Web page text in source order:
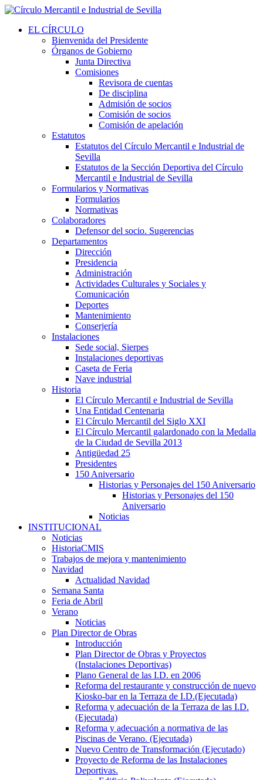
EL CÍRCULO
Bienvenida del Presidente
Órganos de Gobierno
Junta Directiva
Comisiones
Revisora de cuentas
De disciplina
Admisión de socios
Comisión de socios
Comisión de apelación
Estatutos
Estatutos del Círculo Mercantil e Industrial de
Sevilla
Estatutos de la Sección Deportiva del Círculo
Mercantil e Industrial de Sevilla
Formularios y Normativas
Formularios
Normativas
Colaboradores
Defensor del socio. Sugerencias
Departamentos
Dirección
Presidencia
Administración
Actividades Culturales y Sociales y
Comunicación
Deportes
Mantenimiento
Conserjería
Instalaciones
Sede social, Sierpes
Instalaciones deportivas
Caseta de Feria
Nave industrial
Historia
El Círculo Mercantil e Industrial de Sevilla
Una Entidad Centenaria
El Círculo Mercantil del Siglo XXI
El Círculo Mercantil galardonado con la Medalla
de la Ciudad de Sevilla 2013
Antigüedad 25
Presidentes
150 Aniversario
Historias y Personajes del 150 Aniversario
Historias y Personajes del 150
Aniversario
Noticias
INSTITUCIONAL
Noticias
HistoriaCMIS
Trabajos de mejora y mantenimiento
Navidad
Actualidad Navidad
Semana Santa
Feria de Abril
Verano
Noticias
Plan Director de Obras
Introducción
Plan Director de Obras y Proyectos
(Instalaciones Deportivas)
Plano General de las I.D. en 2006
Reforma del restaurante y construcción de nuevo
Kiosko-bar en la Terraza de I.D.(Ejecutada)
Reforma y adecuación de la Terraza de las I.D.
(Ejecutada)
Reforma y adecuación a normativa de las
Piscinas de Verano. (Ejecutada)
Nuevo Centro de Transformación (Ejecutado)
Proyecto de Reforma de las Instalaciones
Deportivas.